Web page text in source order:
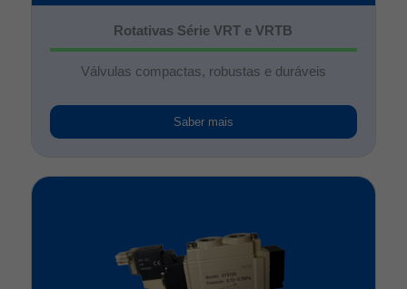
Rotativas Série VRT e VRTB
Válvulas compactas, robustas e duráveis
Saber mais